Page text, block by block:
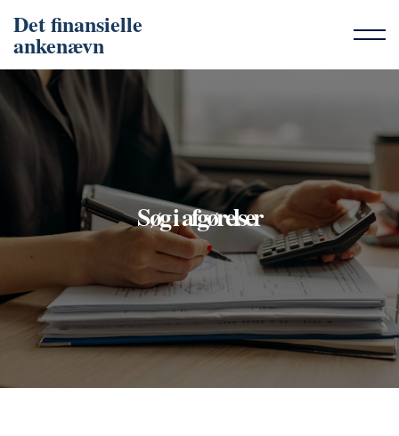
Det finansielle
ankenævn
Søg i afgørelser